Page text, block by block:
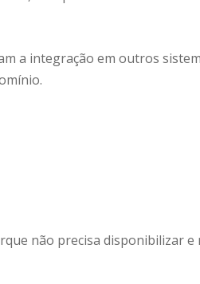
a integração em outros
não precisa disponibilizar